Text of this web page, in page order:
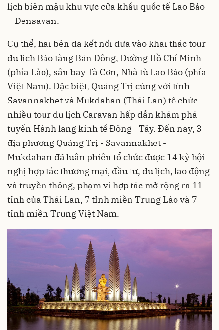
lịch biên mậu khu vực cửa khẩu quốc tế Lao Bảo
– Densavan.
Cụ thể, hai bên đã kết nối đưa vào khai thác tour
du lịch Bảo tàng Bản Đông, Đường Hồ Chí Minh
(phía Lào), sân bay Tà Cơn, Nhà tù Lao Bảo (phía
Việt Nam). Đặc biệt, Quảng Trị cùng với tỉnh
Savannakhet và Mukdahan (Thái Lan) tổ chức
nhiều tour du lịch Caravan hấp dẫn khám phá
tuyến Hành lang kinh tế Đông - Tây. Đến nay, 3
địa phương Quảng Trị - Savannakhet -
Mukdahan đã luân phiên tổ chức được 14 kỳ hội
nghị hợp tác thương mại, đầu tư, du lịch, lao động
và truyền thông, phạm vi hợp tác mở rộng ra 11
tỉnh của Thái Lan, 7 tỉnh miền Trung Lào và 7
tỉnh miền Trung Việt Nam.